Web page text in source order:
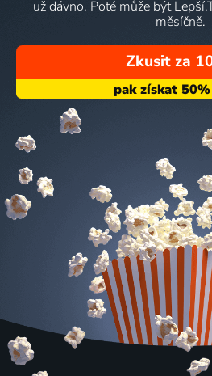
už dávno. Poté může být
měsíčně.
Zkusit za